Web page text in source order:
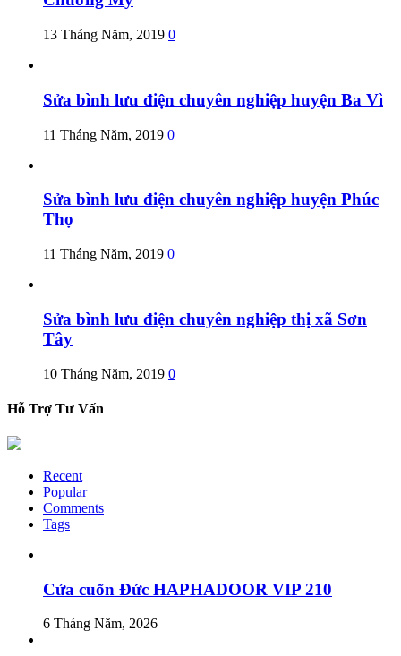
13 Tháng Năm, 2019 0
Sửa bình lưu điện chuyên nghiệp huyện Ba Vì
11 Tháng Năm, 2019 0
Sửa bình lưu điện chuyên nghiệp huyện Phúc
Thọ
11 Tháng Năm, 2019 0
Sửa bình lưu điện chuyên nghiệp thị xã Sơn
Tây
10 Tháng Năm, 2019 0
Hỗ Trợ Tư Vấn
Recent
Popular
Comments
Tags
Cửa cuốn Đức HAPHADOOR VIP 210
6 Tháng Năm, 2026